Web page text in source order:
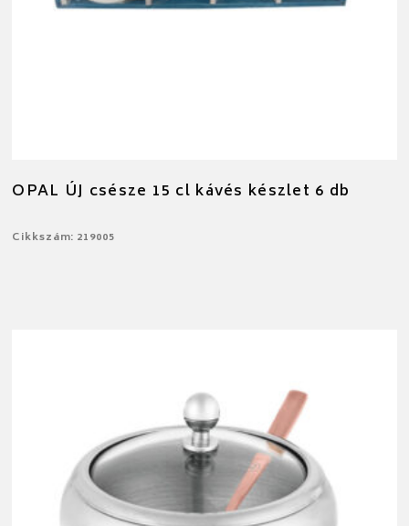
OPAL ÚJ csésze 15 cl kávés készlet 6 db
Cikkszám: 219005